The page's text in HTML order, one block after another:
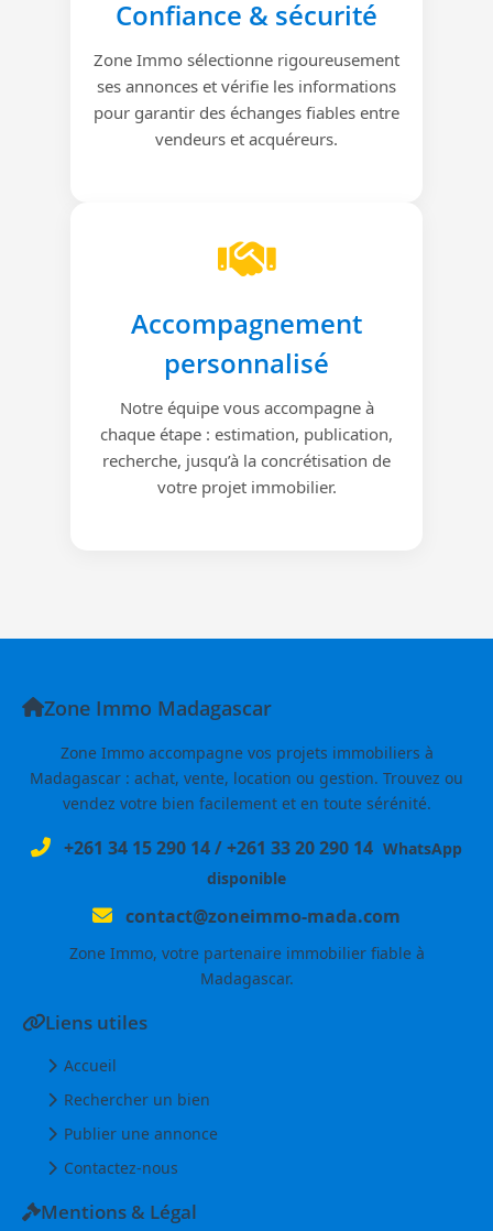
Confiance & sécurité
Zone Immo sélectionne rigoureusement
ses annonces et vérifie les informations
pour garantir des échanges fiables entre
vendeurs et acquéreurs.
Accompagnement
personnalisé
Notre équipe vous accompagne à
chaque étape : estimation, publication,
recherche, jusqu’à la concrétisation de
votre projet immobilier.
Zone Immo Madagascar
Zone Immo accompagne vos projets immobiliers à
Madagascar : achat, vente, location ou gestion. Trouvez ou
vendez votre bien facilement et en toute sérénité.
+261 34 15 290 14/+261 33 20 290 14 WhatsApp
disponible
contact@zoneimmo-mada.com
Zone Immo, votre partenaire immobilier fiable à
Madagascar.
Liens utiles
Accueil
Rechercher un bien
Publier une annonce
Contactez-nous
Mentions & Légal